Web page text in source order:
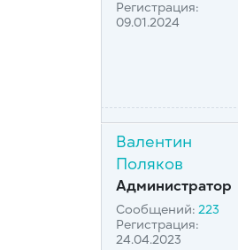
Регистрация:
09.01.2024
Валентин
Поляков
Администратор
Сообщений: 223
Регистрация:
24.04.2023